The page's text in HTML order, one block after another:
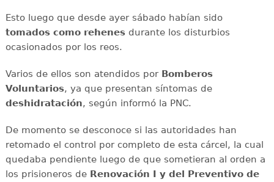
Esto luego que desde ayer sábado habían sido
tomados como rehenesdurante los disturbios
ocasionados por los reos.
Varios de ellos son atendidos por Bomberos
Voluntarios, ya que presentan síntomas de
deshidratación, según informó la PNC.
De momento se desconoce si las autoridades han
retomado el control por completo de esta cárcel, la cual
quedaba pendiente luego de que sometieran al orden a
los prisioneros de Renovación I y del Preventivo de